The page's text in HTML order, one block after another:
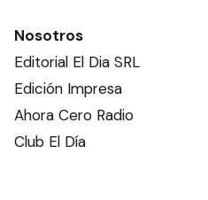
Nosotros
Editorial El Dia SRL
Edición Impresa
Ahora Cero Radio
Club El Día